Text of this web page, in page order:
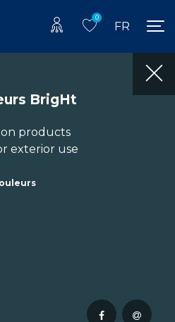
0
FR
BrigHt
products
exterior use